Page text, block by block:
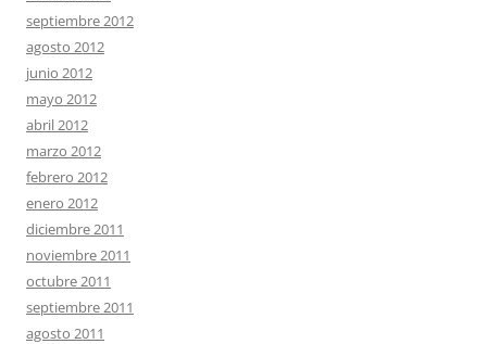
septiembre 2012
agosto 2012
junio 2012
mayo 2012
abril 2012
marzo 2012
febrero 2012
enero 2012
diciembre 2011
noviembre 2011
octubre 2011
septiembre 2011
agosto 2011